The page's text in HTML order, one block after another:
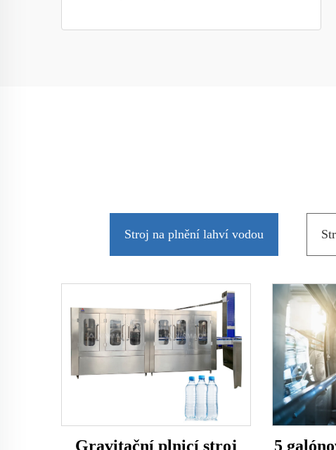
Stroj na plnění lahví vodou
Gravitační plnicí stroj
5